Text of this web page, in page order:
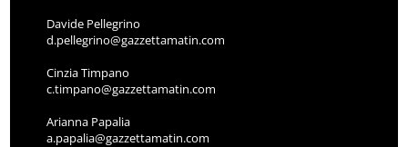
Davide Pellegrino
d.pellegrino@gazzettamatin.com
Cinzia Timpano
c.timpano@gazzettamatin.com
Arianna Papalia
a.papalia@gazzettamatin.com